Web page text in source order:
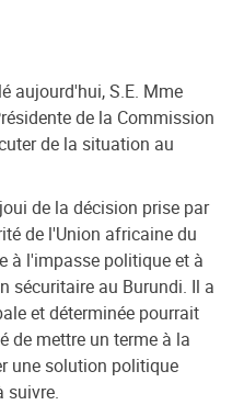
aujourd'hui, S.E. Mme
de la Commission
de la situation au
de la décision prise par
de l'Union africaine du
à l'impasse politique et à
sécuritaire au Burundi. Il a
et déterminée pourrait
de mettre un terme à la
une solution politique
suivre.